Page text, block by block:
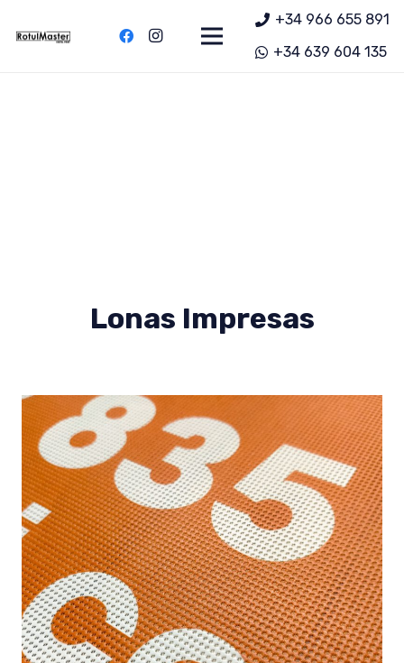
+34 966 655 891
+34 639 604 135
Lonas Impresas